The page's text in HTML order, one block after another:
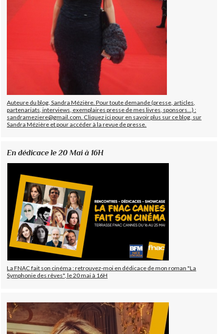
Auteure du blog, Sandra Mézière. Pour toute demande (presse, articles,
partenariats, interviews, exemplaires presse de mes livres, sponsors...) :
sandrameziere@gmail.com. Cliquez ici pour en savoir plus sur ce blog, sur
Sandra Mézière et pour accéder à la revue de presse.
En dédicace le 20 Mai à 16H
La FNAC fait son cinéma : retrouvez-moi en dédicace de mon roman "La
Symphonie des rêves", le 20 mai à 16H